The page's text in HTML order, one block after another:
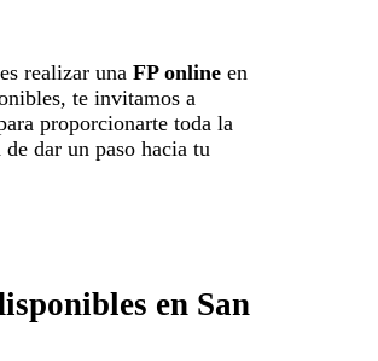
realizar una FP online en
te invitamos a
proporcionarte toda la
dar un paso hacia tu
en San